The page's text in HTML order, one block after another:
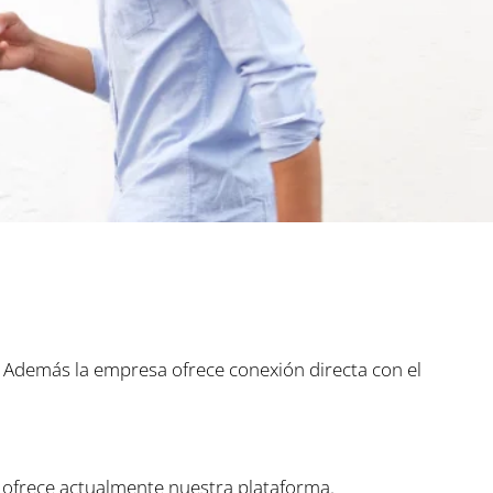
la empresa ofrece conexión directa con el
actualmente nuestra plataforma.